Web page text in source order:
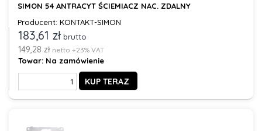
SIMON 54 ANTRACYT ŚCIEMIACZ NAC. ZDALNY
Producent: KONTAKT-SIMON
183,61 zł brutto
149,28 zł netto +23% VAT
Towar: Na zamówienie
KUP TERAZ